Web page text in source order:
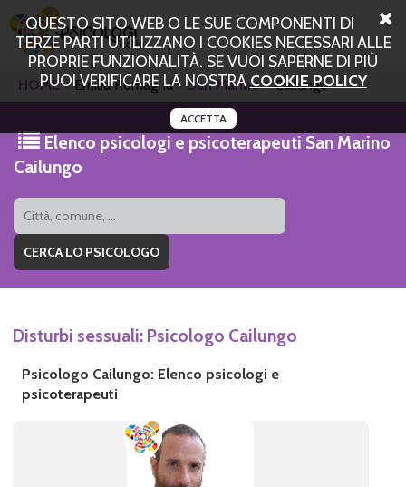
QUESTO SITO WEB O LE SUE COMPONENTI DI
TERZE PARTI UTILIZZANO I COOKIES NECESSARI ALLE
PROPRIE FUNZIONALITÀ. SE VUOI SAPERNE DI PIÙ
PUOI VERIFICARE LA NOSTRACOOKIE POLICY
ACCETTA
HOME Emilia Romagna San Marino Cailungo
Elenco psicologi e psicoterapeuti San Marino
Cailungo
Disturbi sessuali: Psicologo Cailungo
Psicologo Cailungo: Elenco psicologi e
psicoterapeuti